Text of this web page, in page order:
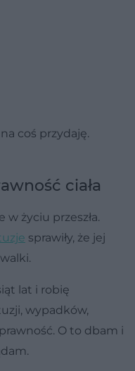
coś przydaję.
ciała
życiu przeszła.
sprawiły, że jej
lat i robię
wypadków,
O to dbam i